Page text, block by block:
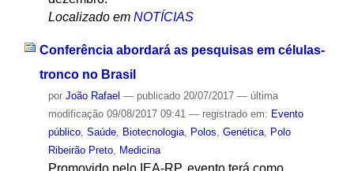
Localizado em NOTÍCIAS
Conferência abordará as pesquisas em células-
tronco no Brasil
por João Rafael — publicado20/07/2017 — última
modificação09/08/2017 09:41 — registrado em: Evento
público, Saúde, Biotecnologia, Polos, Genética, Polo
Ribeirão Preto, Medicina